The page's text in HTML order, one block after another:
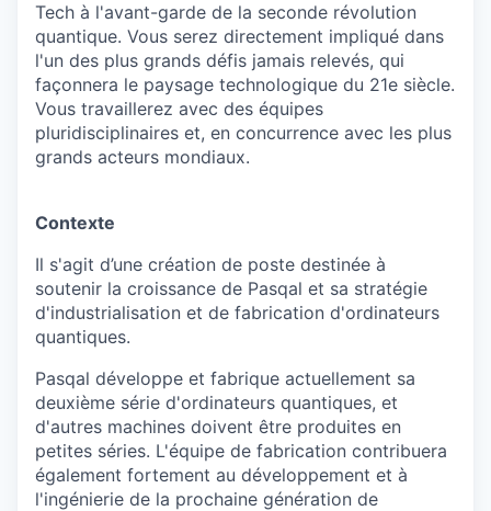
Tech à l'avant-garde de la seconde révolution
quantique. Vous serez directement impliqué dans
l'un des plus grands défis jamais relevés, qui
façonnera le paysage technologique du 21e siècle.
Vous travaillerez avec des équipes
pluridisciplinaires et, en concurrence avec les plus
grands acteurs mondiaux.
Contexte
Il s'agit d’une création de poste destinée à
soutenir la croissance de Pasqal et sa stratégie
d'industrialisation et de fabrication d'ordinateurs
quantiques.
Pasqal développe et fabrique actuellement sa
deuxième série d'ordinateurs quantiques, et
d'autres machines doivent être produites en
petites séries. L'équipe de fabrication contribuera
également fortement au développement et à
l'ingénierie de la prochaine génération de